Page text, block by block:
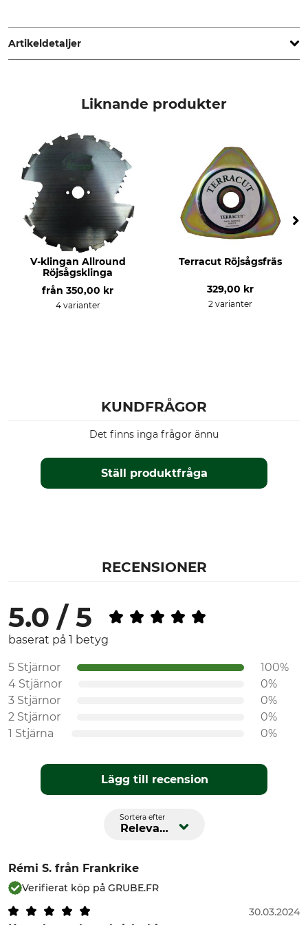
64807 Dieburg, Germany, www.stihl.de
Artikeldetaljer
för röjsågar
Tillverkarens artikelnr
4147 007 4102
Liknande produkter
V-klingan Allround
Röjsågsklinga
från 350,00 kr
4 varianter
Terracut Röjsågsfräs
329,00 kr
2 varianter
KUNDFRÅGOR
Ställ produktfråga
Det finns inga frågor ännu
RECENSIONER
5.0 / 5
baserat på 1 betyg
5 Stjärnor
100%
4 Stjärnor
0%
3 Stjärnor
0%
2 Stjärnor
0%
1 Stjärna
0%
Lägg till recension
Sortera efter
Relevans
Rémi S. från Frankrike
Verifierat köp på GRUBE.FR
30.03.2024